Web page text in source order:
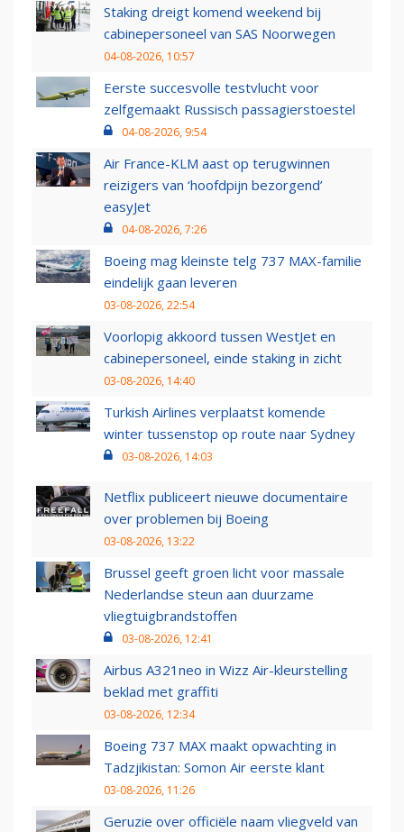
Staking dreigt komend weekend bij
cabinepersoneel van SAS Noorwegen
04-08-2026, 10:57
Eerste succesvolle testvlucht voor
zelfgemaakt Russisch passagierstoestel
04-08-2026, 9:54
Air France-KLM aast op terugwinnen
reizigers van ‘hoofdpijn bezorgend’
easyJet
04-08-2026, 7:26
Boeing mag kleinste telg 737 MAX-familie
eindelijk gaan leveren
03-08-2026, 22:54
Voorlopig akkoord tussen WestJet en
cabinepersoneel, einde staking in zicht
03-08-2026, 14:40
Turkish Airlines verplaatst komende
winter tussenstop op route naar Sydney
03-08-2026, 14:03
Netflix publiceert nieuwe documentaire
over problemen bij Boeing
03-08-2026, 13:22
Brussel geeft groen licht voor massale
Nederlandse steun aan duurzame
vliegtuigbrandstoffen
03-08-2026, 12:41
Airbus A321neo in Wizz Air-kleurstelling
beklad met graffiti
03-08-2026, 12:34
Boeing 737 MAX maakt opwachting in
Tadzjikistan: Somon Air eerste klant
03-08-2026, 11:26
Geruzie over officiële naam vliegveld van